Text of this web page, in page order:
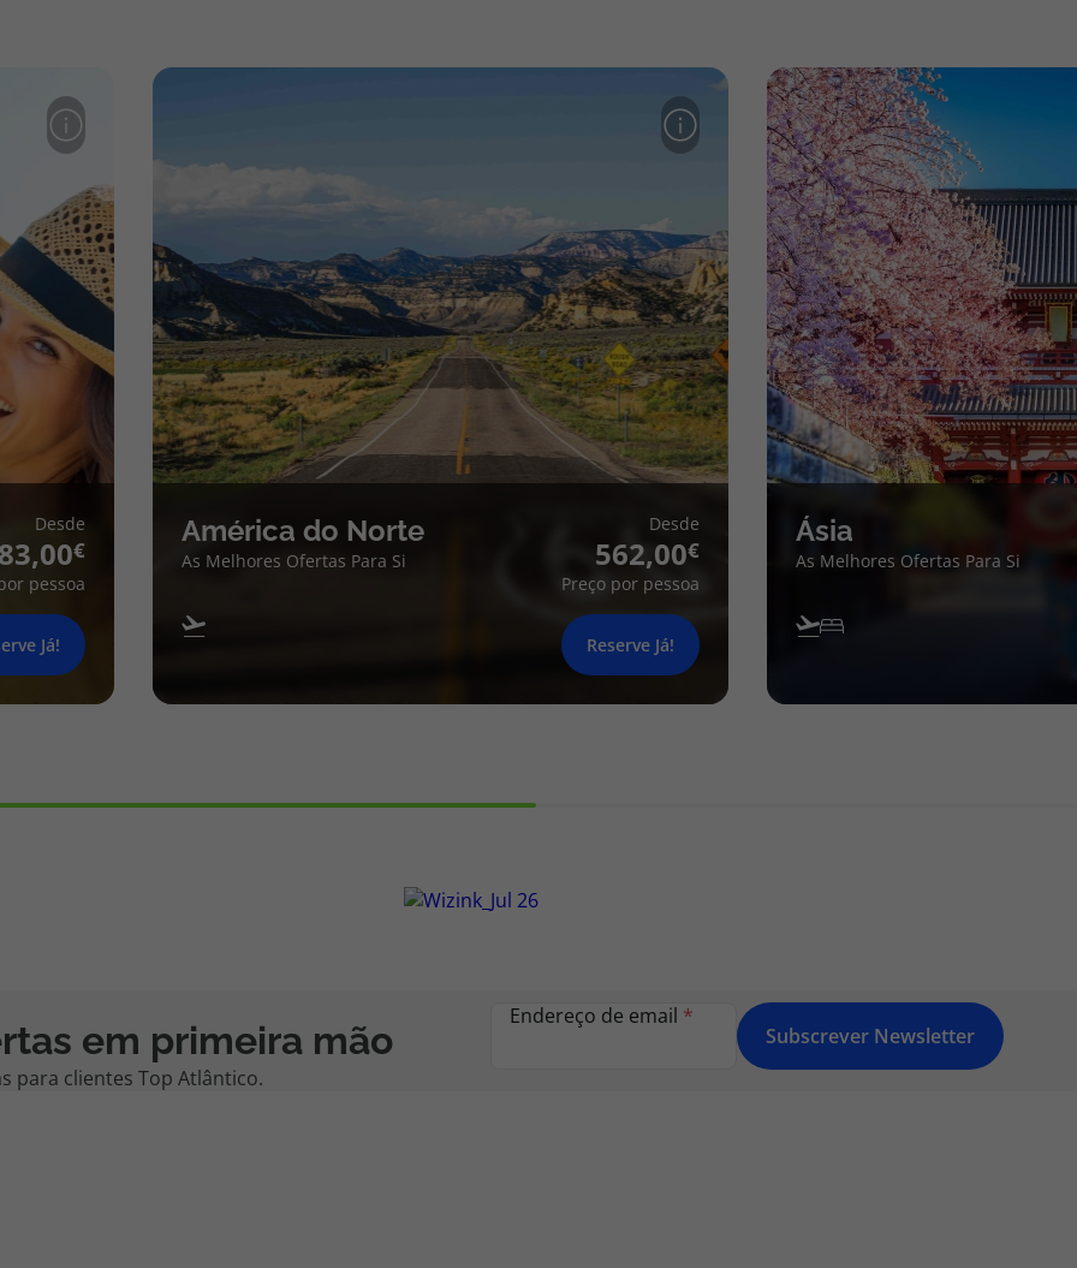
Desde
pessoa
Já!
América do Norte
As Melhores Ofertas Para Si
Desde
562,00
Preço por pessoa
Reserve Já!
Ásia
As Melhores Ofertas Para Si
em primeira mão
para clientes Top Atlântico.
Endereço de email *
Subscrever Newsletter